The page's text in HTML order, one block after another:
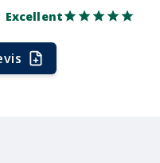
rapide Livraison multi-
Excellent